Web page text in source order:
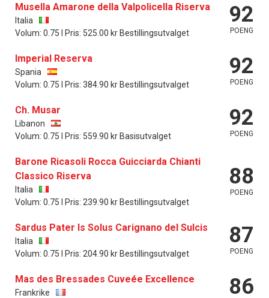
Musella Amarone della Valpolicella Riserva
Italia
Volum: 0.75 l Pris: 525.00 kr Bestillingsutvalget
92
POENG
Imperial Reserva
Spania
Volum: 0.75 l Pris: 384.90 kr Bestillingsutvalget
92
POENG
Ch. Musar
Libanon
Volum: 0.75 l Pris: 559.90 kr Basisutvalget
92
POENG
Barone Ricasoli Rocca Guicciarda Chianti
Classico Riserva
Italia
Volum: 0.75 l Pris: 239.90 kr Bestillingsutvalget
88
POENG
Sardus Pater Is Solus Carignano del Sulcis
Italia
Volum: 0.75 l Pris: 204.90 kr Bestillingsutvalget
87
POENG
Mas des Bressades Cuveée Excellence
Frankrike
86